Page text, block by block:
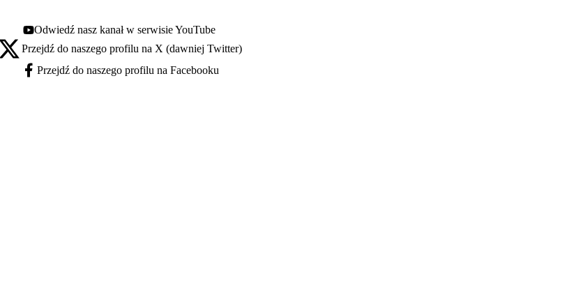
Youtube - otwiera się w nowej karcie
Odwiedź nasz kanał w serwisie YouTube
X - otwiera się w nowej karcie
Przejdź do naszego profilu na X (dawniej Twitter)
Facebook - otwiera się w nowej karcie
Przejdź do naszego profilu na Facebooku